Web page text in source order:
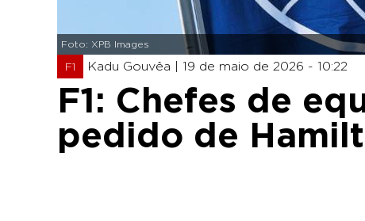
Foto: XPB Images
F1 Kadu Gouvêa | 19 de maio de 2026 - 10:22
F1: Chefes de
pedido de